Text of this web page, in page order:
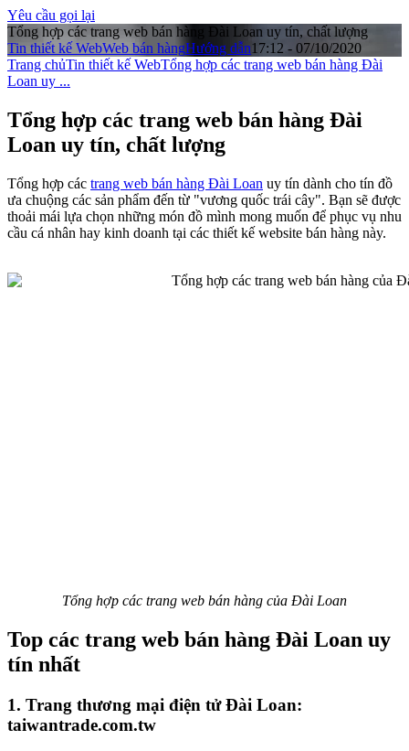
Yêu cầu gọi lại
Tổng hợp các trang web bán hàng Đài Loan uy tín, chất lượng
Tin thiết kế WebWeb bán hàngHướng dẫn17:12 - 07/10/2020
Trang chủTin thiết kế WebTổng hợp các trang web bán hàng Đài
Loan uy ...
Tổng hợp các trang web bán hàng Đài
Loan uy tín, chất lượng
Tổng hợp các trang web bán hàng Đài Loan uy tín dành cho tín đồ
ưa chuộng các sản phẩm đến từ "vương quốc trái cây". Bạn sẽ được
thoải mái lựa chọn những món đồ mình mong muốn để phục vụ nhu
cầu cá nhân hay kinh doanh tại các thiết kế website bán hàng này.
Tổng hợp các trang web bán hàng của Đài Loan
Top các trang web bán hàng Đài Loan uy
tín nhất
1. Trang thương mại điện tử Đài Loan:
taiwantrade.com.tw